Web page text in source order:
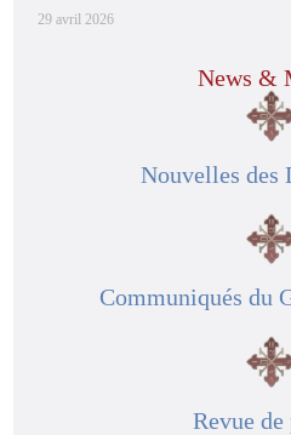
29 avril 2026
News &
Nouvelles des
Communiqués du
Revue de